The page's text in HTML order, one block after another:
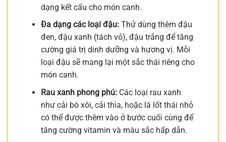
dạng kết cấu cho món canh.
Đa dạng các loại đậu:Thử dùng thêm đậu
đen, đậu xanh (tách vỏ), đậu trắng để tăng
cường giá trị dinh dưỡng và hương vị. Mỗi
loại đậu sẽ mang lại một sắc thái riêng cho
món canh.
Rau xanh phong phú:Các loại rau xanh
như cải bó xôi, cải thìa, hoặc lá lốt thái nhỏ
có thể được thêm vào ở bước cuối cùng để
tăng cường vitamin và màu sắc hấp dẫn.